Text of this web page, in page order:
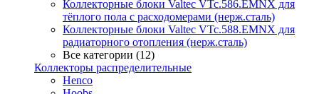
Коллекторные блоки Valtec VTc.586.EMNX для
тёплого пола с расходомерами (нерж.сталь)
Коллекторные блоки Valtec VTc.588.EMNX для
радиаторного отопления (нерж.сталь)
Все категории (12)
Коллекторы распределительные
Henco